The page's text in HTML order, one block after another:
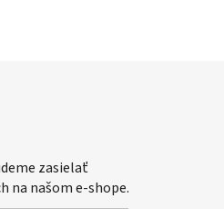
zasielať
na našom e-shope.